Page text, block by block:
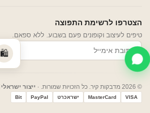
הצטרפו לרשימת התפוצה
טיפים לעיצוב וקופונים פעם בשבוע. ללא ספאם.
© 2026 מדבקות קיר. כל הזכויות שמורות. · ייצור ישראלי 🇮🇱
VISA
MasterCard ישראכרט PayPal
Bit
🛍️